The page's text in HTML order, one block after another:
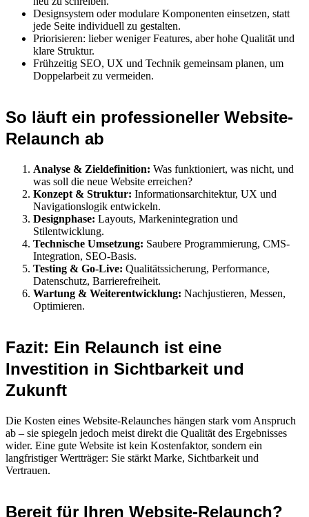
Designsystem oder modulare Komponenten einsetzen, statt
jede Seite individuell zu gestalten.
Priorisieren: lieber weniger Features, aber hohe Qualität und
klare Struktur.
Frühzeitig SEO, UX und Technik gemeinsam planen, um
Doppelarbeit zu vermeiden.
So läuft ein professioneller Website-
Relaunch ab
Analyse & Zieldefinition: Was funktioniert, was nicht, und
was soll die neue Website erreichen?
Konzept & Struktur: Informationsarchitektur, UX und
Navigationslogik entwickeln.
Designphase: Layouts, Markenintegration und
Stilentwicklung.
Technische Umsetzung: Saubere Programmierung, CMS-
Integration, SEO-Basis.
Testing & Go-Live: Qualitätssicherung, Performance,
Datenschutz, Barrierefreiheit.
Wartung & Weiterentwicklung: Nachjustieren, Messen,
Optimieren.
Fazit: Ein Relaunch ist eine
Investition in Sichtbarkeit und
Zukunft
Die Kosten eines Website-Relaunches hängen stark vom Anspruch
ab – sie spiegeln jedoch meist direkt die Qualität des Ergebnisses
wider. Eine gute Website ist kein Kostenfaktor, sondern ein
langfristiger Wertträger: Sie stärkt Marke, Sichtbarkeit und
Vertrauen.
Bereit für Ihren Website-Relaunch?